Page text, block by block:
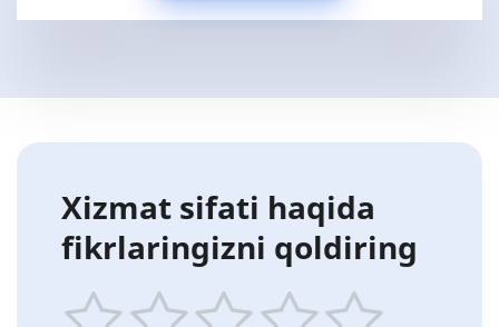
Xizmat sifati haqida
fikrlaringizni qoldiring